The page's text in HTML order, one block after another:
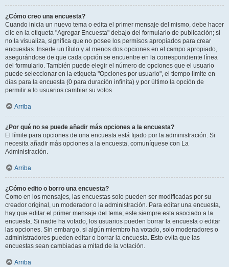
¿Cómo creo una encuesta?
Cuando inicia un nuevo tema o edita el primer mensaje del mismo, debe hacer
clic en la etiqueta "Agregar Encuesta" debajo del formulario de publicación; si
no la visualiza, significa que no posee los permisos apropiados para crear
encuestas. Inserte un título y al menos dos opciones en el campo apropiado,
asegurándose de que cada opción se encuentre en la correspondiente línea
del formulario. También puede elegir el número de opciones que el usuario
puede seleccionar en la etiqueta "Opciones por usuario", el tiempo límite en
días para la encuesta (0 para duración infinita) y por último la opción de
permitir a lo usuarios cambiar su votos.
Arriba
¿Por qué no se puede añadir más opciones a la encuesta?
El límite para opciones de una encuesta está fijado por la administración. Si
necesita añadir más opciones a la encuesta, comuníquese con La
Administración.
Arriba
¿Cómo edito o borro una encuesta?
Como en los mensajes, las encuestas solo pueden ser modificadas por su
creador original, un moderador o la administración. Para editar una encuesta,
hay que editar el primer mensaje del tema; este siempre esta asociado a la
encuesta. Si nadie ha votado, los usuarios pueden borrar la encuesta o editar
las opciones. Sin embargo, si algún miembro ha votado, solo moderadores o
administradores pueden editar o borrar la encuesta. Esto evita que las
encuestas sean cambiadas a mitad de la votación.
Arriba